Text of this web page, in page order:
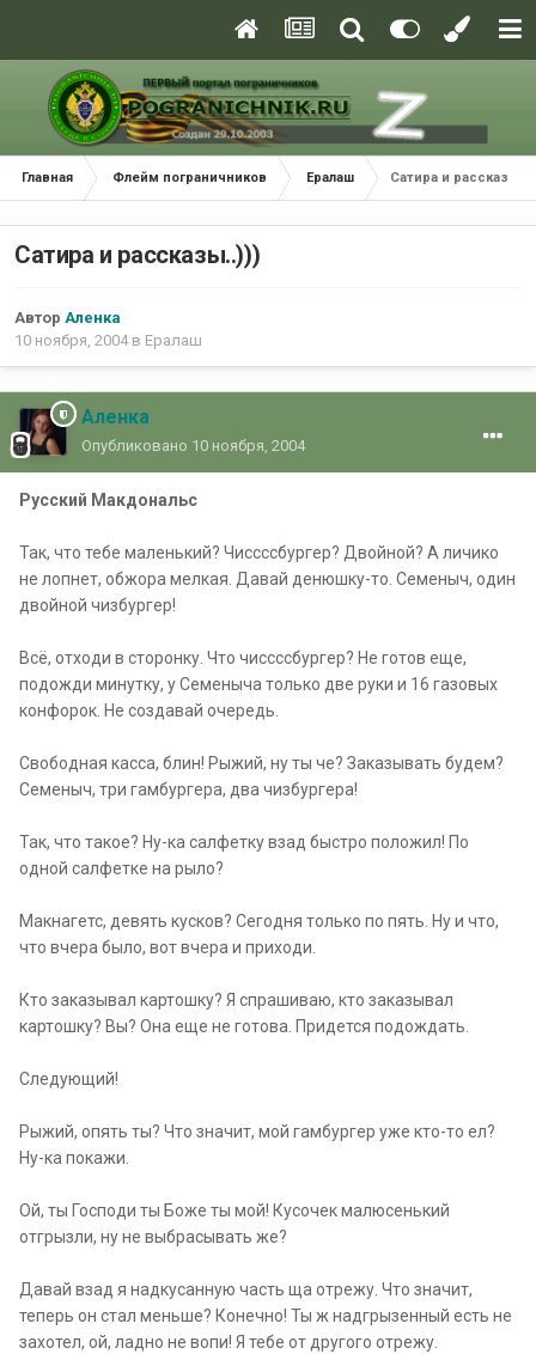
Главная Флейм пограничников Ералаш Сатира и
Сатира и рассказы..)))
Автор Аленка
10 ноября, 2004в Ералаш
Аленка
Опубликовано 10 ноября, 2004
Русский Макдональс
Так, что тебе маленький? Чиссссбургер? Двойной? А личико
не лопнет, обжора мелкая. Давай денюшку-то. Семеныч, один
двойной чизбургер!
Всё, отходи в сторонку. Что чиссссбургер? Не готов еще,
подожди минутку, у Семеныча только две руки и 16 газовых
конфорок. Не создавай очередь.
Свободная касса, блин! Рыжий, ну ты че? Заказывать будем?
Семеныч, три гамбургера, два чизбургера!
Так, что такое? Ну-ка салфетку взад быстро положил! По
одной салфетке на рыло?
Макнагетс, девять кусков? Сегодня только по пять. Ну и что,
что вчера было, вот вчера и приходи.
Кто заказывал картошку? Я спрашиваю, кто заказывал
картошку? Вы? Она еще не готова. Придется подождать.
Следующий!
Рыжий, опять ты? Что значит, мой гамбургер уже кто-то ел?
Ну-ка покажи.
Ой, ты Господи ты Боже ты мой! Кусочек малюсенький
отгрызли, ну не выбрасывать же?
Давай взад я надкусанную часть ща отрежу. Что значит,
теперь он стал меньше? Конечно! Ты ж надгрызенный есть не
захотел, ой, ладно не вопи! Я тебе от другого отрежу.